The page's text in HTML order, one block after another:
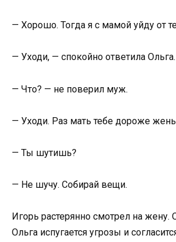
— Хорошо. Тогда я с мамой уйду от
— Уходи, — спокойно ответила Ольга.
— Что? — не поверил муж.
— Уходи. Раз мать тебе дороже
— Ты шутишь?
— Не шучу. Собирай вещи.
Игорь растерянно смотрел на жену.
Ольга испугается угрозы и